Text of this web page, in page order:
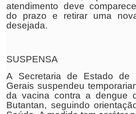
atendimento deve
do prazo e retirar uma
desejada.
SUSPENSA
A Secretaria de Estado de
Gerais suspendeu
da vacina contra a dengue
Butantan, seguindo